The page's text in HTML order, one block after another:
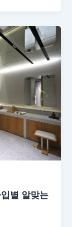
별 알맞는